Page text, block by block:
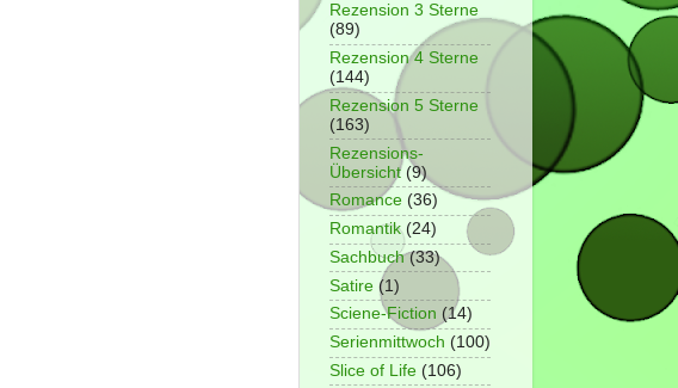
Rezension 3 Sterne
(89)
Rezension 4 Sterne
(144)
Rezension 5 Sterne
(163)
Rezensions-
Übersicht (9)
Romance (36)
Romantik (24)
Sachbuch (33)
Satire (1)
Sciene-Fiction (14)
Serienmittwoch (100)
Slice of Life (106)